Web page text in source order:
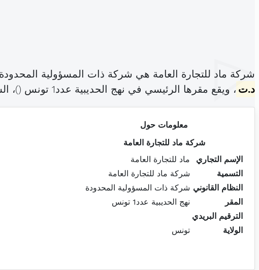
شركة ماد للتجارة العامة هي شركة ذات المسؤولية
د.ت ، ويقع مقرها الرئيسي في نهج الحديبية عدد1 تونس ( )،
معلومات حول
شركة ماد للتجارة العامة
الإسم التجاري
ماد للتجارة العامة
التسمية
شركة ماد للتجارة العامة
النظام القانوني شركة ذات المسؤولية المحدودة
المقر
نهج الحديبية عدد1 تونس
الترقيم البريدي
الولاية
تونس